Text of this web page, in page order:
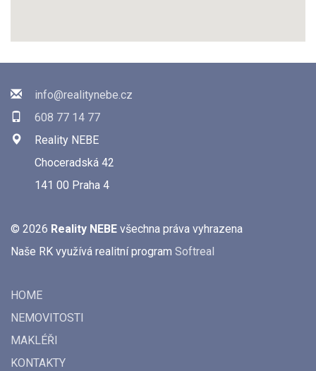
info@realitynebe.cz
608 77 14 77
Reality NEBE
Choceradská 42
141 00 Praha 4
© 2026 Reality NEBE všechna práva vyhrazena
Naše RK využívá realitní program Softreal
HOME
NEMOVITOSTI
MAKLÉŘI
KONTAKTY